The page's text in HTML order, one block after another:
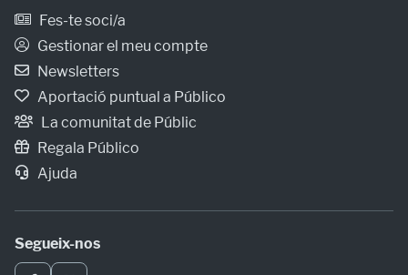
Fes-te soci/a
Gestionar el meu compte
Newsletters
Aportació puntual a Público
La comunitat de Públic
Regala Público
Ajuda
Segueix-nos